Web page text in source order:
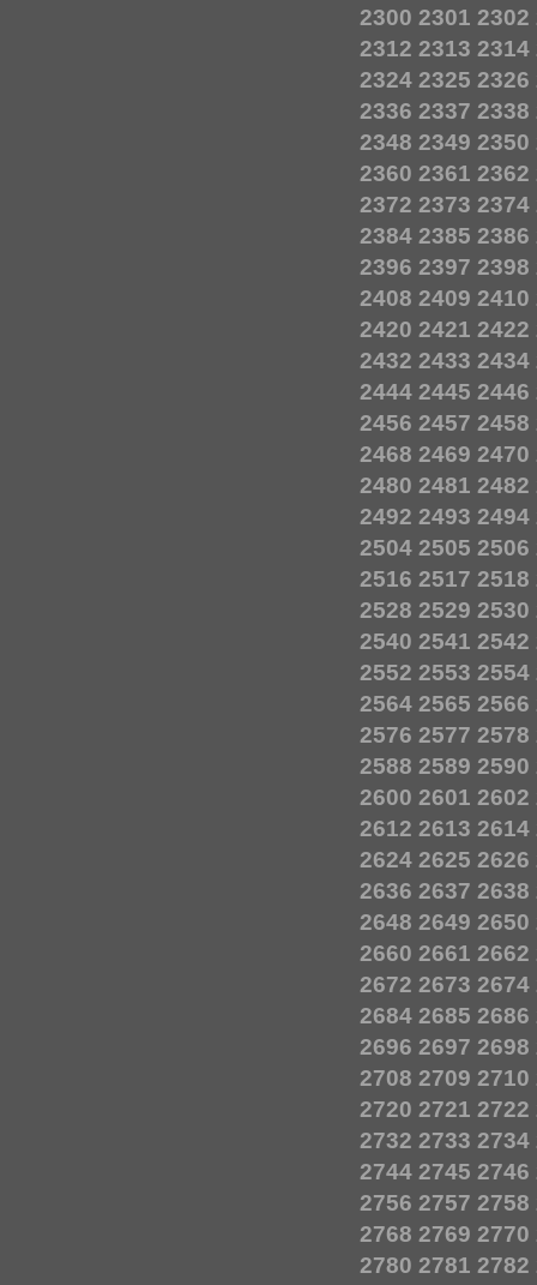
2300 2301 2302
2312 2313 2314
2324 2325 2326
2336 2337 2338
2348 2349 2350
2360 2361 2362
2372 2373 2374
2384 2385 2386
2396 2397 2398
2408 2409 2410
2420 2421 2422
2432 2433 2434
2444 2445 2446
2456 2457 2458
2468 2469 2470
2480 2481 2482
2492 2493 2494
2504 2505 2506
2516 2517 2518
2528 2529 2530
2540 2541 2542
2552 2553 2554
2564 2565 2566
2576 2577 2578
2588 2589 2590
2600 2601 2602
2612 2613 2614
2624 2625 2626
2636 2637 2638
2648 2649 2650
2660 2661 2662
2672 2673 2674
2684 2685 2686
2696 2697 2698
2708 2709 2710
2720 2721 2722
2732 2733 2734
2744 2745 2746
2756 2757 2758
2768 2769 2770
2780 2781 2782